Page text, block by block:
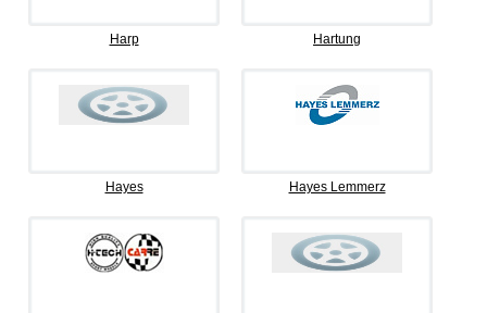
Harp Hartung
Hayes Hayes Lemmerz